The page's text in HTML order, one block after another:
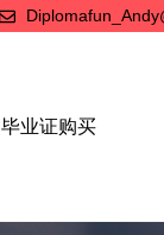
毕业证购买